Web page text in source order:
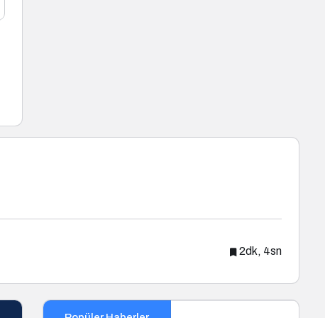
2dk, 4sn